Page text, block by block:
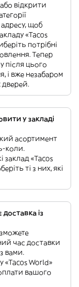
відкрити
адресу, щоб
«Tacos
потрібні
Тепер
після цього
і вже незабаром
дверей.
у закладі
асортимент
коли.
заклад «Tacos
ті з них, які
доставка із
час доставки
вами.
«Tacos World»
вашого